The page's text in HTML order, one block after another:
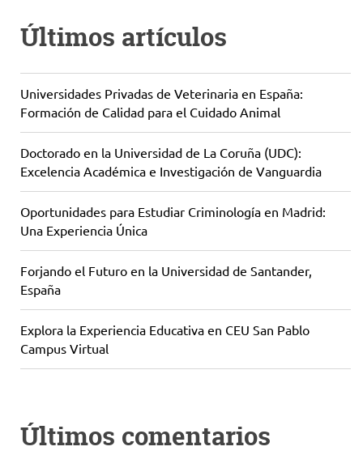
Últimos artículos
Universidades Privadas de Veterinaria en España:
Formación de Calidad para el Cuidado Animal
Doctorado en la Universidad de La Coruña (UDC):
Excelencia Académica e Investigación de Vanguardia
Oportunidades para Estudiar Criminología en Madrid:
Una Experiencia Única
Forjando el Futuro en la Universidad de Santander,
España
Explora la Experiencia Educativa en CEU San Pablo
Campus Virtual
Últimos comentarios